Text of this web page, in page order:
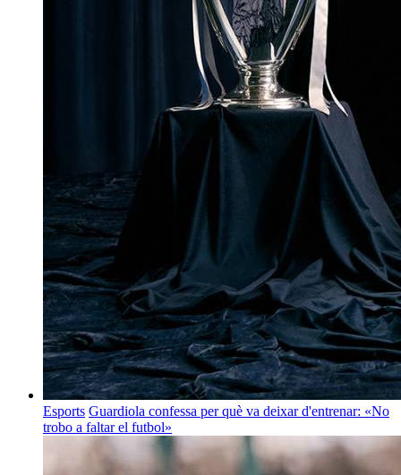
Esports Guardiola confessa per què va deixar d'entrenar: «No
trobo a faltar el futbol»